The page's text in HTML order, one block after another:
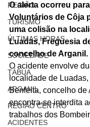
REGIÃO
TURISMO
ÚLTIMAS HORAS
SOCIEDADE
TÁBUA
ARGANIL
REGIÃO CENTRO
ACIDENTES
O alerta ocorreu
Voluntários de Côja
uma colisão na
Luadas, Freguesia
concelho de Arganil.
O acidente envolve
localidade de
Benfeita, concelho de
encontra-se interdita
trabalhos dos